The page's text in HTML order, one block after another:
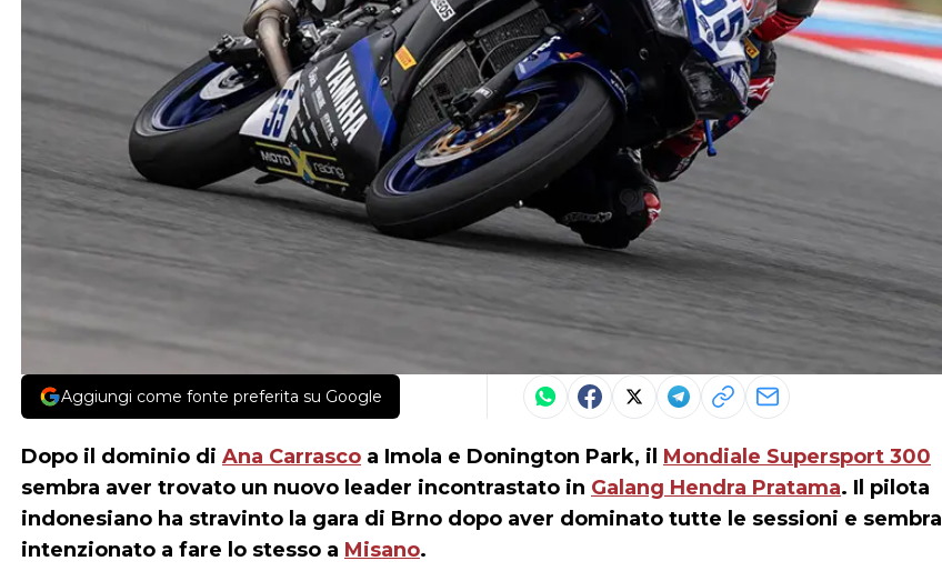
Aggiungi come fonte preferita su Google
Dopo il dominio di Ana Carrasco a Imola e Donington Park, il Mondiale Supersport 300
sembra aver trovato un nuovo leader incontrastato in Galang Hendra Pratama. Il pilota
indonesiano ha stravinto la gara di Brno dopo aver dominato tutte le sessioni e sembra
intenzionato a fare lo stesso a Misano.